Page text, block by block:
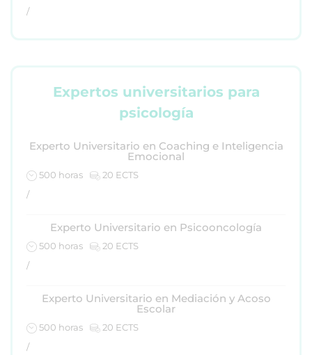
/
Expertos universitarios para
psicología
Experto Universitario en Coaching e Inteligencia
Emocional
500 horas
20 ECTS
/
Experto Universitario en Psicooncología
500 horas
20 ECTS
/
Experto Universitario en Mediación y Acoso
Escolar
500 horas
20 ECTS
/